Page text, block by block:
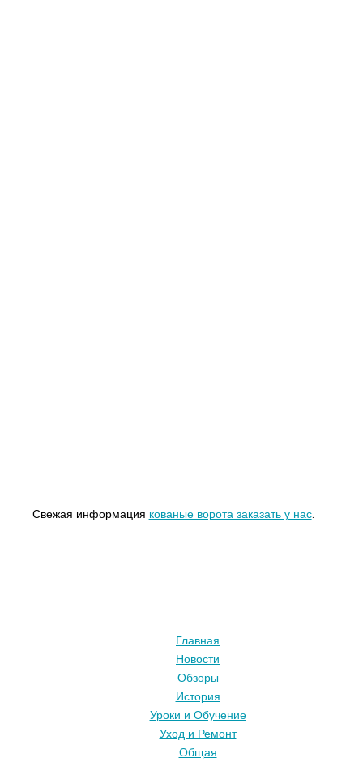
Свежая информация кованые ворота заказать у нас.
Главная
Новости
Обзоры
История
Уроки и Обучение
Уход и Ремонт
Общая